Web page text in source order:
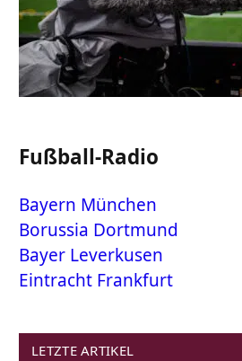
Fußball-Radio
Bayern München
Borussia Dortmund
Bayer Leverkusen
Eintracht Frankfurt
LETZTE ARTIKEL